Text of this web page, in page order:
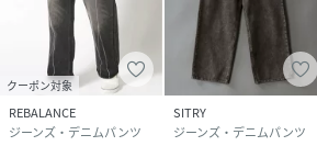
クーポン対象
REBALANCE
ジーンズ・デニムパンツ
SITRY
ジーンズ・デニムパンツ